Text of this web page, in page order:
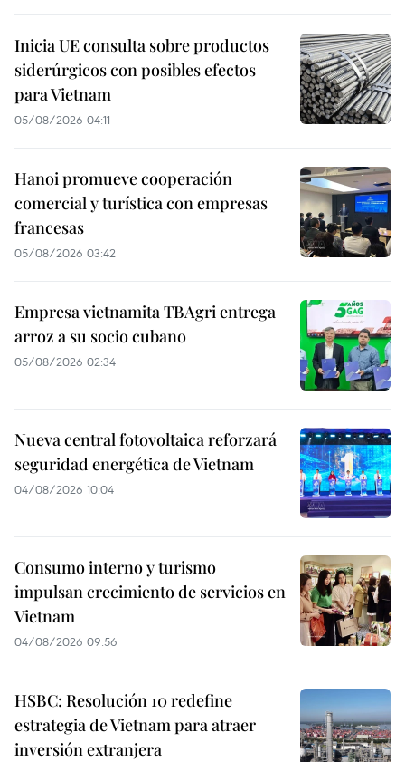
Inicia UE consulta sobre productos
siderúrgicos con posibles efectos
para Vietnam
05/08/2026 04:11
Hanoi promueve cooperación
comercial y turística con empresas
francesas
05/08/2026 03:42
Empresa vietnamita TBAgri entrega
arroz a su socio cubano
05/08/2026 02:34
Nueva central fotovoltaica reforzará
seguridad energética de Vietnam
04/08/2026 10:04
Consumo interno y turismo
impulsan crecimiento de servicios en
Vietnam
04/08/2026 09:56
HSBC: Resolución 10 redefine
estrategia de Vietnam para atraer
inversión extranjera